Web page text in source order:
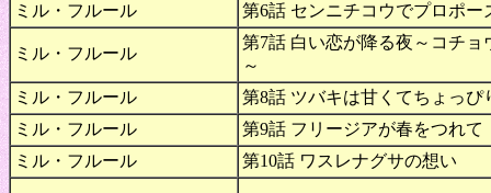
ミル・フルール 第6話 センニチコウでプロポー
ミル・フルール
第7話 白い恋が降る夜～コチョ
～
ミル・フルール
第8話 ツバキは甘くてちょっぴ
ミル・フルール
第9話 フリージアが春をつれて
ミル・フルール
第10話 ワスレナグサの想い